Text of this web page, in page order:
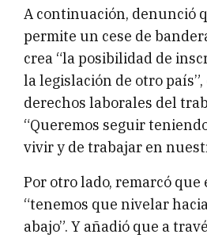
A continuación, denunció
permite un cese de
crea “la posibilidad de
la legislación de otro
derechos laborales del
“Queremos seguir
vivir y de trabajar en
Por otro lado, remarcó
“tenemos que nivelar
abajo”. Y añadió que a